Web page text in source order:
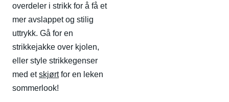
overdeler i strikk for å få et
mer avslappet og stilig
uttrykk. Gå for en
strikkejakke over kjolen,
eller style strikkegenser
med etskjørtfor en leken
sommerlook!